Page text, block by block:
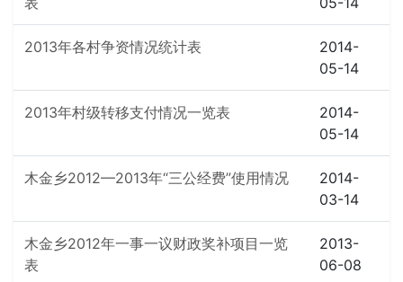
2013年各村争资情况统计表
2014-
05-14
2013年村级转移支付情况一览表
2014-
05-14
木金乡2012—2013年“三公经费”使用情况
2014-
03-14
木金乡2012年一事一议财政奖补项目一览
表
2013-
06-08